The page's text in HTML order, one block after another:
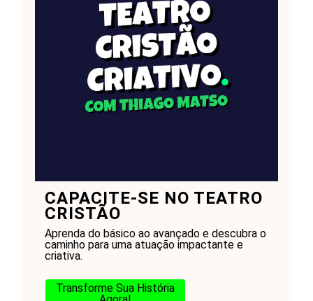
CAPACITE-SE NO TEATRO
CRISTÃO
Aprenda do básico ao avançado e descubra o
caminho para uma atuação impactante e
criativa.
Transforme Sua História